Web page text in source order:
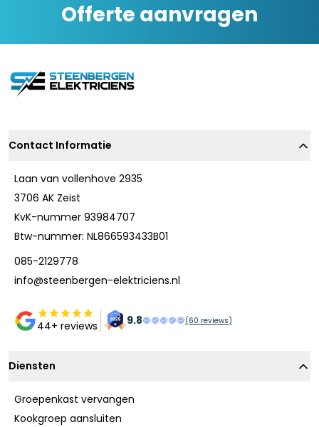
Offerte aanvragen
Contact Informatie
Laan van vollenhove 2935
3706 AK Zeist
KvK-nummer 93984707
Btw-nummer: NL866593433B01
085-2129778
info@steenbergen-elektriciens.nl
44+ reviews 9.8 (60 reviews)
Diensten
Groepenkast vervangen
Kookgroep aansluiten